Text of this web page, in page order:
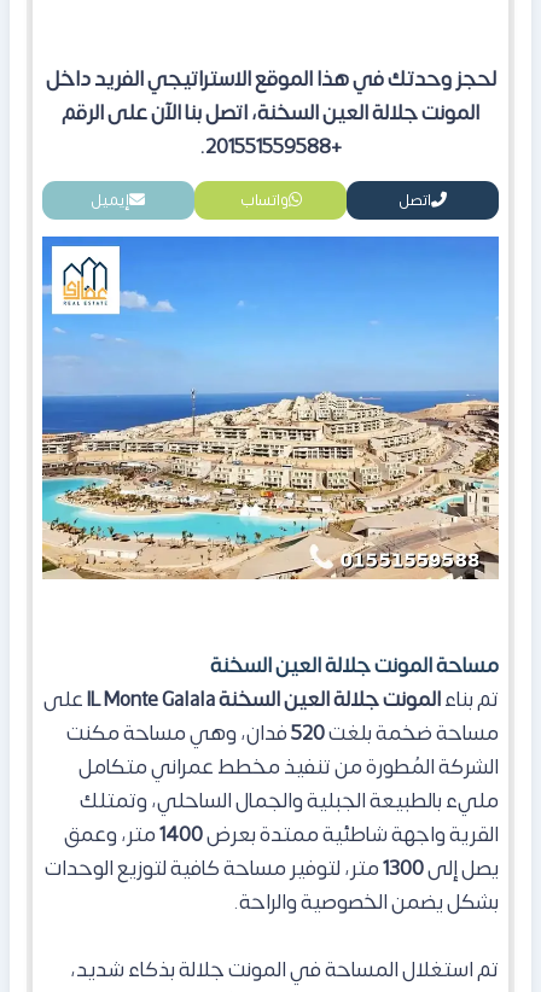
لحجز وحدتك في هذا الموقع الاستراتيجي الفريد داخل
المونت جلالة العين السخنة، اتصل بنا الآن على الرقم
+201551559588.
اتصل واتساب إيميل
مساحة المونت جلالة العين السخنة
تم بناءالمونت جلالة العين السخنة IL Monte Galala
على
مساحة ضخمة بلغت520فدان، وهي مساحة مكنت
الشركة المُطورة من تنفيذ مخطط عمراني متكامل
مليء بالطبيعة الجبلية والجمال الساحلي، وتمتلك
القرية واجهة شاطئية ممتدة بعرض1400متر، وعمق
يصل إلى1300متر، لتوفير مساحة كافية لتوزيع الوحدات
بشكل يضمن الخصوصية والراحة.
تم استغلال المساحة في المونت جلالةبذكاء شديد،